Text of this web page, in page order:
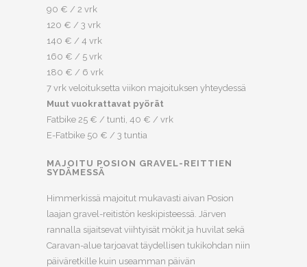
90 € / 2 vrk
120 € / 3 vrk
140 € / 4 vrk
160 € / 5 vrk
180 € / 6 vrk
7 vrk veloituksetta viikon majoituksen yhteydessä
Muut vuokrattavat pyörät
Fatbike 25 € / tunti, 40 € / vrk
E-Fatbike 50 € / 3 tuntia
MAJOITU POSION GRAVEL-REITTIEN
SYDÄMESSÄ
Himmerkissä majoitut mukavasti aivan Posion
laajan gravel-reitistön keskipisteessä. Järven
rannalla sijaitsevat viihtyisät mökit ja huvilat sekä
Caravan-alue tarjoavat täydellisen tukikohdan niin
päiväretkille kuin useamman päivän